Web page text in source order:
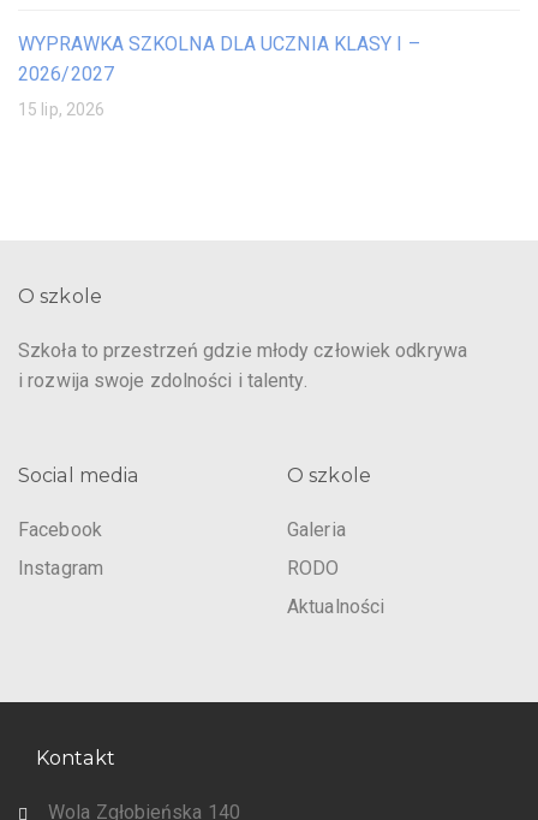
WYPRAWKA SZKOLNA DLA UCZNIA KLASY I –
2026/2027
15 lip, 2026
O szkole
Szkoła to przestrzeń gdzie młody człowiek odkrywa
i rozwija swoje zdolności i talenty.
Social media
Facebook
Instagram
O szkole
Galeria
RODO
Aktualności
Kontakt
Wola Zgłobieńska 140